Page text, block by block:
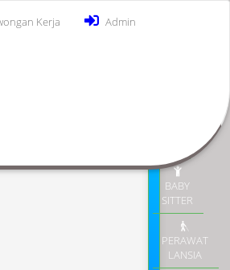
Kerja Admin
BABY
SITTER
PERAWAT
LANSIA